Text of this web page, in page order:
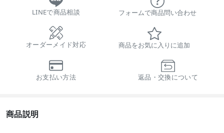
LINEで商品相談 フォームで商品問い合わせ
オーダーメイド対応 商品をお気に入りに追加
お支払い方法 返品・交換について
商品説明